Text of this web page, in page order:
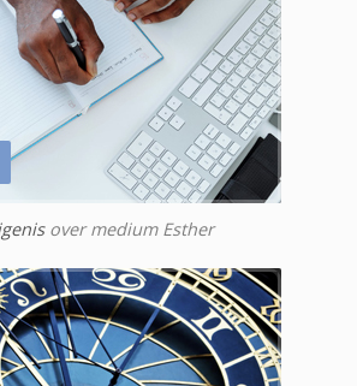
over medium Esther